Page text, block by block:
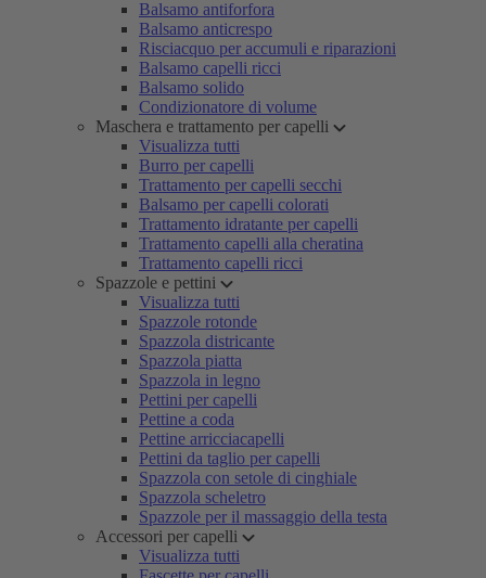
Balsamo antiforfora
Balsamo anticrespo
Risciacquo per accumuli e riparazioni
Balsamo capelli ricci
Balsamo solido
Condizionatore di volume
Maschera e trattamento per capelli
Visualizza tutti
Burro per capelli
Trattamento per capelli secchi
Balsamo per capelli colorati
Trattamento idratante per capelli
Trattamento capelli alla cheratina
Trattamento capelli ricci
Spazzole e pettini
Visualizza tutti
Spazzole rotonde
Spazzola districante
Spazzola piatta
Spazzola in legno
Pettini per capelli
Pettine a coda
Pettine arricciacapelli
Pettini da taglio per capelli
Spazzola con setole di cinghiale
Spazzola scheletro
Spazzole per il massaggio della testa
Accessori per capelli
Visualizza tutti